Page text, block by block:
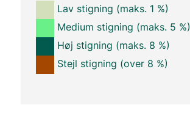
Lav stigning (maks. 1 %)
Medium stigning (maks. 5 %)
Høj stigning (maks. 8 %)
Stejl stigning (over 8 %)